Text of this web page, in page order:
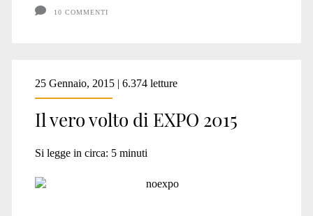
un
10 COMMENTI
25 Gennaio, 2015 | 6.374 letture
Il vero volto di EXPO 2015
Si legge in circa: 5 minuti